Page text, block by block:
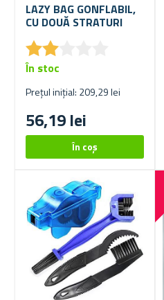
LAZY BAG GONFLABIL,
CU DOUĂ STRATURI
★★
★★
Prețul inițial: 209,29 lei
56,19 lei
În stoc